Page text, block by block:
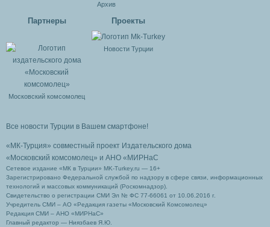
Архив
Партнеры
Московский комсомолец
Проекты
Новости Турции
Все новости Турции в Вашем смартфоне!
«МК-Турция» совместный проект Издательского дома
«Московский комсомолец» и АНО «МИРНаС
Сетевое издание «МК в Турции» MK-Turkey.ru — 16+
Зарегистрировано Федеральной службой по надзору в сфере связи, информационных
технологий и массовых коммуникаций (Роскомнадзор).
Свидетельство о регистрации СМИ Эл № ФС 77-66061 от 10.06.2016 г.
Учредитель СМИ – АО «Редакция газеты «Московский Комсомолец»
Редакция СМИ – АНО «МИРНаС»
Главный редактор — Ниязбаев Я.Ю.